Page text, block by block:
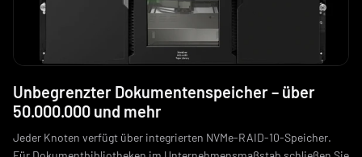
Unbegrenzter Dokumentenspeicher – über
50.000.000 und mehr
Jeder Knoten verfügt über integrierten NVMe-RAID-10-Speicher.